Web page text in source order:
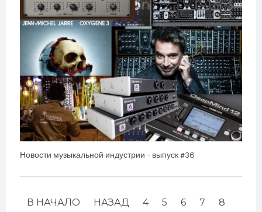
Новости музыкальной индустрии - выпуск #36
В НАЧАЛО НАЗАД 4 5 6 7 8